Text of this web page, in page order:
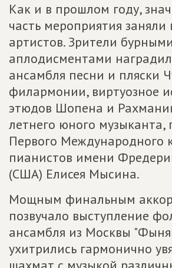
Как и в прошлом году,
часть мероприятия заняли
артистов. Зрители бурными
аплодисментами
ансамбля песни и пляски
филармонии, виртуозное
этюдов Шопена и
летнего юного музыканта,
Первого Международного
пианистов имени
(США) Елисея Мысина.
Мощным финальным
позвучало выступление
ансамбля из Москвы
ухитрились гармонично